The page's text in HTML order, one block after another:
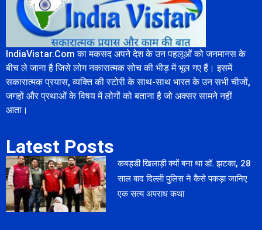
IndiaVistar.Com का मकसद अपने देश के उन पहलूओं को जनमानस के
बीच ले जाना है जिसे लोग नकारात्मक सोच की भीड़ में भूल गए हैं। इसमें
सकारात्मक प्रयास, व्यक्ति की स्टोरी के साथ-साथ भारत के उन सभी चीजों,
जगहों और प्रथाओं के विषय में लोगों को बताना है जो अक्सर सामने नहीं
आता।
Latest Posts
कबड्डी खिलाड़ी क्यों बना था डॉ. झटका, 28
साल बाद दिल्ली पुलिस ने कैसे पकड़ा जानिए
एक सत्य अपराध कथा